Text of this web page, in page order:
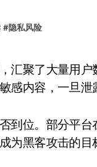
#隐私风险
内容，一旦泄
到位。部分平
为黑客攻击的目